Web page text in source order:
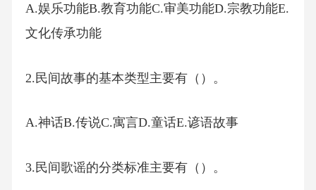
A.娱乐功能B.教育功能C.审美功能D.宗教功能E.
文化传承功能
2.民间故事的基本类型主要有（）。
A.神话B.传说C.寓言D.童话E.谚语故事
3.民间歌谣的分类标准主要有（）。